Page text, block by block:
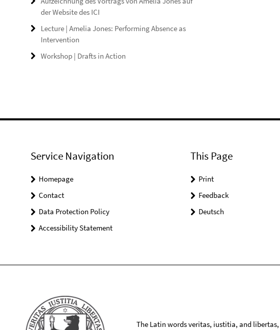
der Website des ICI
Lecture | Amelia Jones: Performing Absence as
Intervention
Workshop | Drafts in Action
Service Navigation
Homepage
Contact
Data Protection Policy
Accessibility Statement
This Page
Print
Feedback
Deutsch
The Latin words veritas, iustitia, and